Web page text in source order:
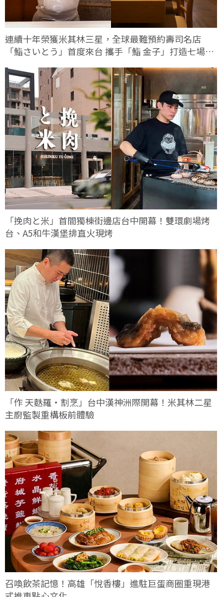
連續十年榮獲米其林三星，全球最難預約壽司名店
「鮨さいとう」首度來台 攜手「鮨 金子」打造七場限
「挽肉と米」首間獨棟街邊店台中開幕！雙環劇場烤
台、A5和牛漢堡排直火現烤
「作 天麩羅・割烹」台中漢神洲際開幕！米其林二星
主廚監製重構板前體驗
召喚飲茶記憶！高雄「悅香樓」進駐巨蛋商圈重現港